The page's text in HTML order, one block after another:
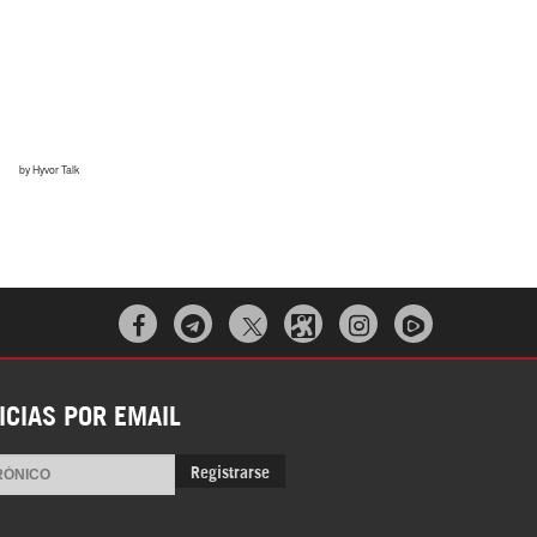
  
POR EMAIL
Registrarse